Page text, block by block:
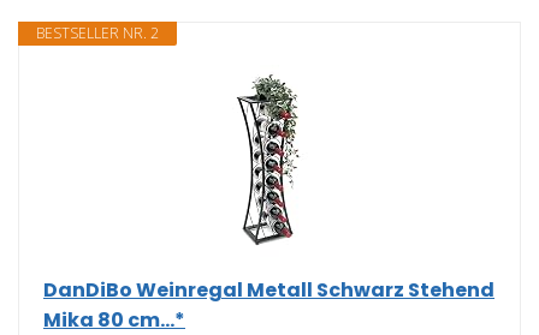
BESTSELLER NR. 2
DanDiBo Weinregal Metall Schwarz Stehend
Mika 80 cm...*